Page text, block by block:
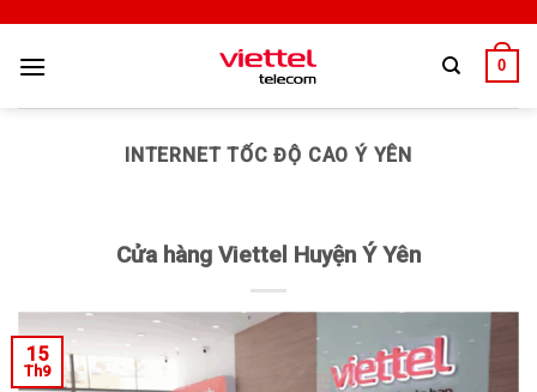
0
INTERNET TỐC ĐỘ CAO Ý YÊN
Cửa hàng Viettel Huyện Ý Yên
15
Th9